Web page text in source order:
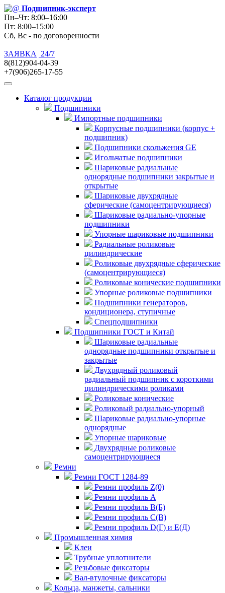
Подшипник-эксперт
Пн–Чт: 8:00–16:00
Пт: 8:00–15:00
Сб, Вс - по договоренности
ЗАЯВКА
24/7
8(812)904-04-39
+7(906)265-17-55
Каталог продукции
Подшипники
Импортные подшипники
Корпусные подшипники (корпус +
подшипник)
Подшипники скольжения GE
Игольчатые подшипники
Шариковые радиальные
однорядные подшипники закрытые и
открытые
Шариковые двухрядные
сферические (самоцентрирующиеся)
Шариковые радиально-упорные
подшипники
Упорные шариковые подшипники
Радиальные роликовые
цилиндрические
Роликовые двухрядные сферические
(самоцентрирующиеся)
Роликовые конические подшипники
Упорные роликовые подшипники
Подшипники генераторов,
кондиционера, ступичные
Спецподшипники
Подшипники ГОСТ и Китай
Шариковые радиальные
однорядные подшипники открытые и
закрытые
Двухрядный роликовый
радиальный подшипник с короткими
цилиндрическими роликами
Роликовые конические
Роликовый радиально-упорный
Шариковые радиально-упорные
однорядные
Упорные шариковые
Двухрядные роликовые
самоцентрирующиеся
Ремни
Ремни ГОСТ 1284-89
Ремни профиль Z(0)
Ремни профиль А
Ремни профиль В(Б)
Ремни профиль С(В)
Ремни профиль D(Г) и E(Д)
Промышленная химия
Клеи
Трубные уплотнители
Резьбовые фиксаторы
Вал-втулочные фиксаторы
Кольца, манжеты, сальники